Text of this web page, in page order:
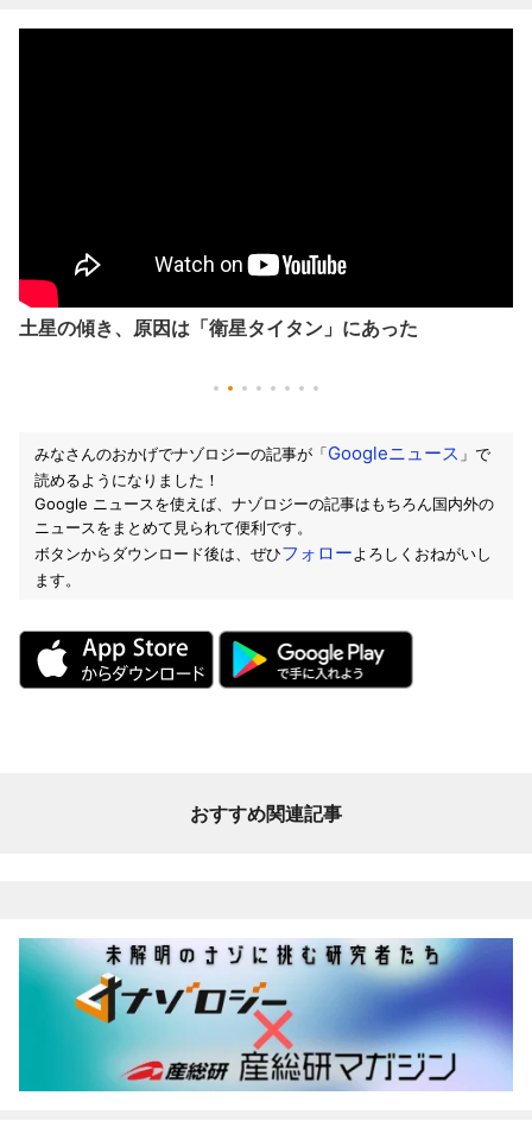
土星の傾き、原因は「衛星タイタン」にあった
みなさんのおかげでナゾロジーの記事が「Googleニュース 」で
読めるようになりました！
Google ニュースを使えば、ナゾロジーの記事はもちろん国内外の
ニュースをまとめて見られて便利です。
ボタンからダウンロード後は、ぜひフォローよろしくおねがいし
ます。
おすすめ関連記事